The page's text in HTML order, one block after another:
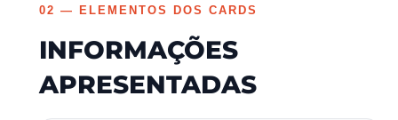
02 — ELEMENTOS DOS CARDS
INFORMAÇÕES
APRESENTADAS